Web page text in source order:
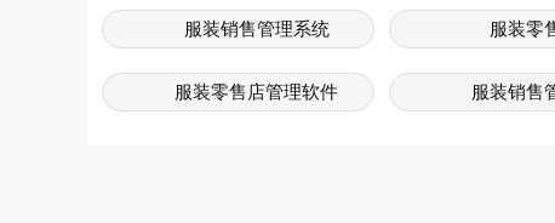
服装销售管理系统 服装零
服装零售店管理软件 服装销售